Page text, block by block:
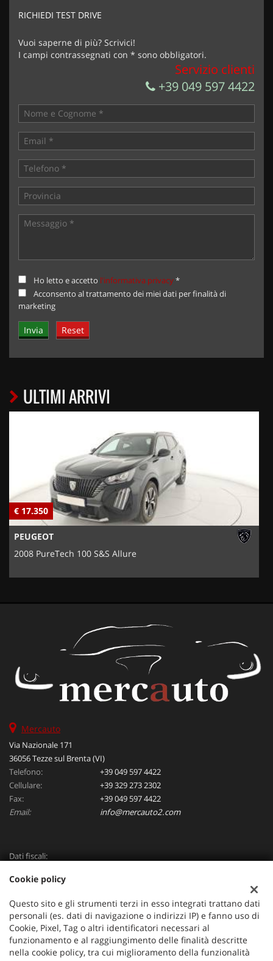
Invia la tua richiesta
RICHIEDI TEST DRIVE
Vuoi saperne di più? Scrivici!
I campi contrassegnati con * sono obbligatori.
Servizio clienti
+39 049 597 4422
Ho letto e accetto l'informativa privacy*
Acconsento al trattamento dei miei dati per finalità di
marketing
ULTIMI ARRIVI
€ 17.350
PEUGEOT
2008 PureTech 100 S&S Allure
Mercauto
Via Nazionale 171
36056 Tezze sul Brenta (VI)
Telefono:
+39 049 597 4422
Cellulare:
+39 329 273 2302
Fax:
+39 049 597 4422
Email:
info@mercauto2.com
Dati fiscali:
Via Nazionale, 171 PD - 36056 Tezze sul Brenta
Registro delle imprese:PD
Cookie policy
Questo sito e gli strumenti terzi in esso integrati trattano dati
personali (es. dati di navigazione o indirizzi IP) e fanno uso di
Cookie, Pixel, Tag o altri identificatori necessari al
funzionamento e al raggiungimento delle finalità descritte
nella cookie policy, tra cui miglioramento della funzionalità